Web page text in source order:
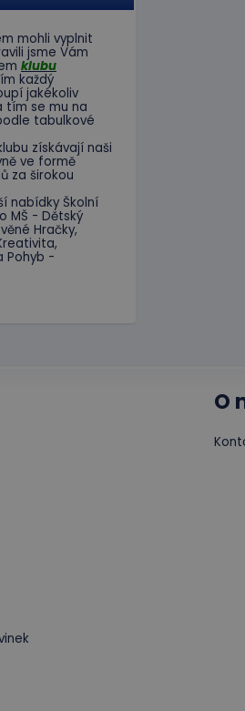
mohli vyplnit
jsme Vám
klubu
každý
jakékoliv
tím se mu na
tabulkové
získávají naši
ve formě
za širokou
nabídky Školní
MŠ - Dětský
Hračky,
,
Pohyb -
O